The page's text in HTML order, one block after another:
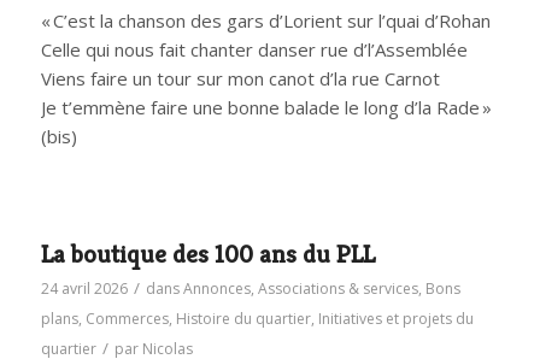
« C’est la chanson des gars d’Lorient sur l’quai d’Rohan
Celle qui nous fait chanter danser rue d’l’Assemblée
Viens faire un tour sur mon canot d’la rue Carnot
Je t’emmène faire une bonne balade le long d’la Rade »
(bis)
La boutique des 100 ans du PLL
24 avril 2026 / dansAnnonces, Associations & services, Bons
plans, Commerces, Histoire du quartier, Initiatives et projets du
quartier / par Nicolas